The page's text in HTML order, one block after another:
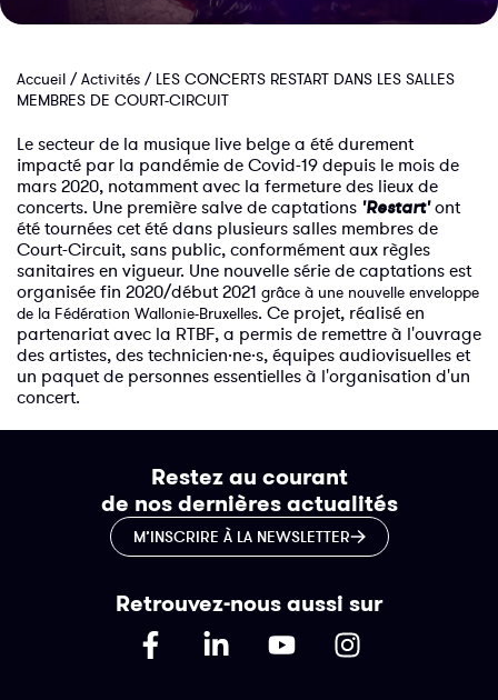
Accueil /Activités / LES CONCERTS RESTART DANS LES SALLES
MEMBRES DE COURT-CIRCUIT
Le secteur de la musique live belge a été durement
impacté par la pandémie de Covid-19 depuis le mois de
mars 2020, notamment avec la fermeture des lieux de
concerts. Une première salve de captations 'Restart'ont
été tournées cet été dans plusieurs salles membres de
Court-Circuit, sans public, conformément aux règles
sanitaires en vigueur. Une nouvelle série de captations est
organisée fin 2020/début 2021 grâce à une nouvelle enveloppe
de la Fédération Wallonie-Bruxelles. Ce projet, réalisé en
partenariat avec la RTBF, a permis de remettre à l'ouvrage
des artistes, des technicien·ne·s, équipes audiovisuelles et
un paquet de personnes essentielles à l'organisation d'un
concert.
Restez au courant
de nos dernières actualités
M’INSCRIRE À LA NEWSLETTER
Retrouvez-nous aussi sur